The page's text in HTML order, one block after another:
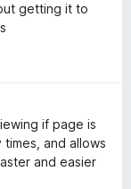
getting it to
if page is
and allows
and easier